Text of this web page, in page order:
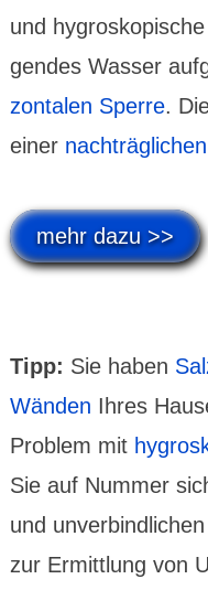
und
gendes Wasser
zontalen Sperre.
einer
mehr dazu >>
Tipp: Sie haben
Wänden Ihres
Problem mit
Sie auf Nummer
und
zur Ermittlung von